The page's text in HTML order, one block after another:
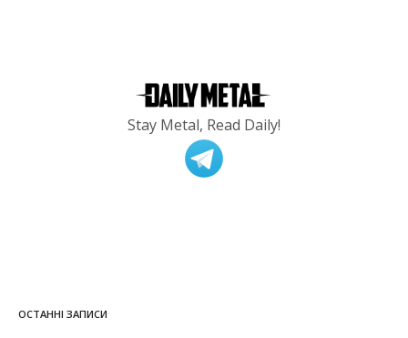
Stay Metal, Read Daily!
ОСТАННІ ЗАПИСИ